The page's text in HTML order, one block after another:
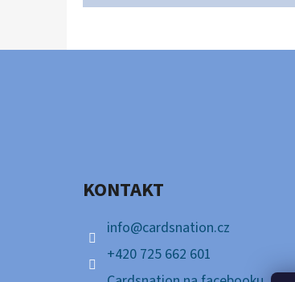
KONTAKT
info@cardsnation.cz
+420 725 662 601